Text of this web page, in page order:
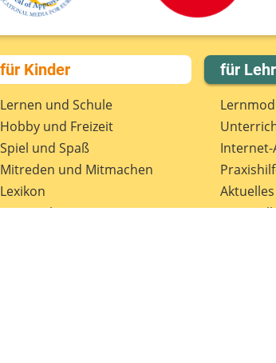
für Kinder
Lernen und Schule
Hobby und Freizeit
Spiel und Spaß
Mitreden und Mitmachen
Lexikon
Datenschutz
für
Internet-
Aktuelles